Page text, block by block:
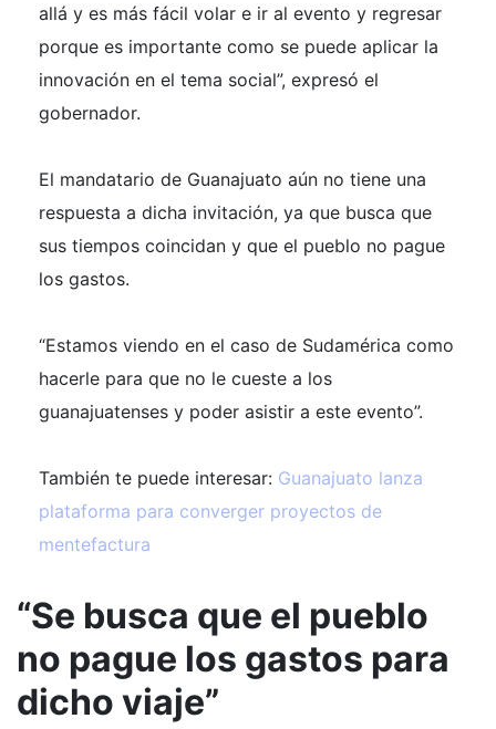
allá y es más fácil volar e ir al evento y regresar
porque es importante como se puede aplicar la
innovación en el tema social”, expresó el
gobernador.
El mandatario de Guanajuato aún no tiene una
respuesta a dicha invitación, ya que busca que
sus tiempos coincidan y que el pueblo no pague
los gastos.
“Estamos viendo en el caso de Sudamérica como
hacerle para que no le cueste a los
guanajuatenses y poder asistir a este evento”.
También te puede interesar: Guanajuato lanza
plataforma para converger proyectos de
mentefactura
“Se busca que el pueblo
no pague los gastos para
dicho viaje”